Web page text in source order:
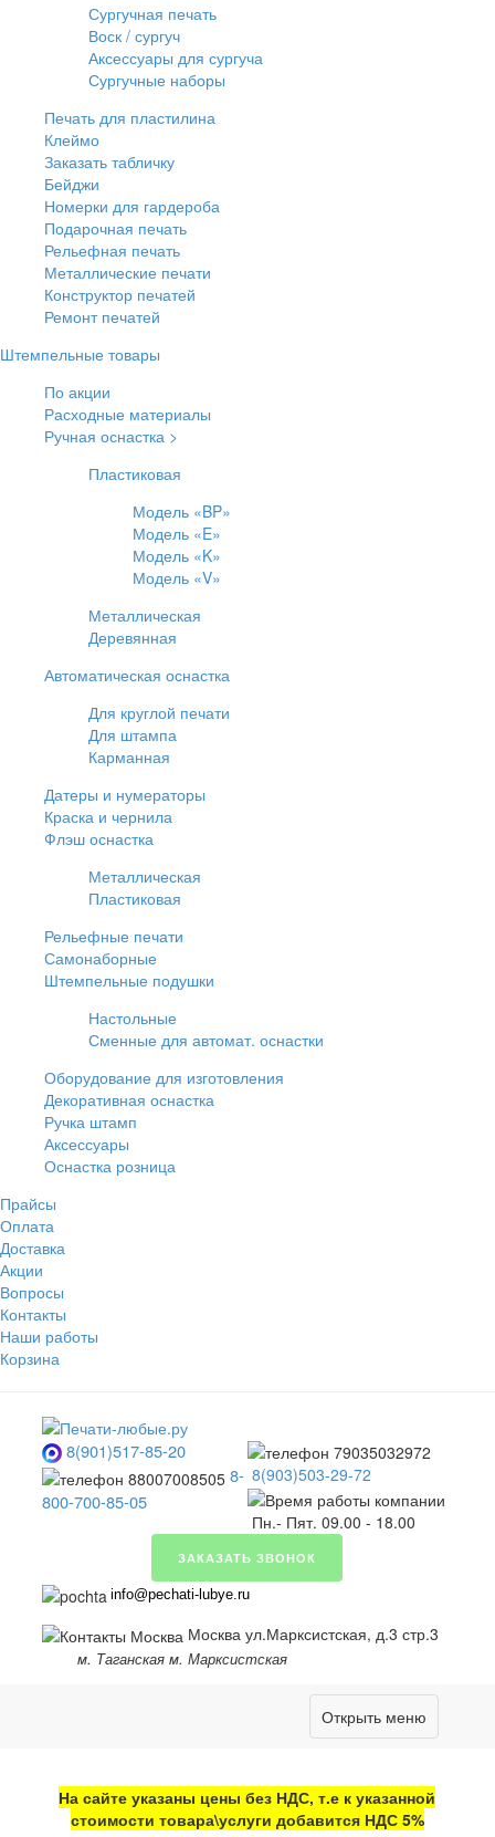
Сургучная печать
Воск / сургуч
Аксессуары для сургуча
Сургучные наборы
Печать для пластилина
Клеймо
Заказать табличку
Бейджи
Номерки для гардероба
Подарочная печать
Рельефная печать
Металлические печати
Конструктор печатей
Ремонт печатей
Штемпельные товары
По акции
Расходные материалы
Ручная оснастка >
Пластиковая
Модель «BP»
Модель «E»
Модель «K»
Модель «V»
Металлическая
Деревянная
Автоматическая оснастка
Для круглой печати
Для штампа
Карманная
Датеры и нумераторы
Краска и чернила
Флэш оснастка
Металлическая
Пластиковая
Рельефные печати
Самонаборные
Штемпельные подушки
Настольные
Сменные для автомат. оснастки
Оборудование для изготовления
Декоративная оснастка
Ручка штамп
Аксессуары
Оснастка розница
Прайсы
Оплата
Доставка
Акции
Вопросы
Контакты
Наши работы
Корзина
8(901)517-85-20
8-
800-700-85-05
8(903)503-29-72
Пн.- Пят. 09.00 - 18.00
ЗАКАЗАТЬ ЗВОНОК
info@pechati-lubye.ru
Москва ул.Марксистская, д.3 стр.3
м. Таганская м. Марксистская
Открыть меню
На сайте указаны цены без НДС, т.е к указанной
стоимости товара\услуги добавится НДС 5%